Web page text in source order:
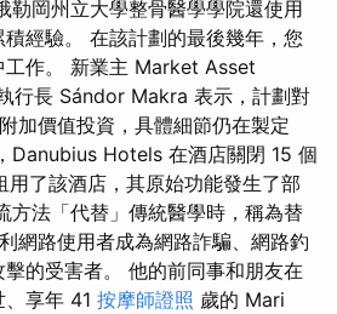
勒岡州立大學整骨醫學學院還使用
經驗。 在該計劃的最後幾年，您
工作。 新業主 Market Asset
行長 Sándor Makra 表示，計劃對
加價值投資，具體細節仍在製定
Danubius Hotels 在酒店關閉 15 個
了該酒店，其原始功能發生了部
方法「代替」傳統醫學時，稱為替
網路使用者成為網路詐騙、網路釣
的受害者。 他的前同事和朋友在
享年 41 按摩師證照 歲的 Mari